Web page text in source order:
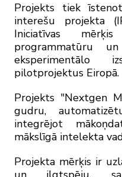
Projekts tiek
interešu projekta
Iniciatīvas
programmatūru
eksperimentālo
pilotprojektus Eiropā.
Projekts "Nextgen
gudru,
integrējot
mākslīgā intelekta
Projekta mērķis ir